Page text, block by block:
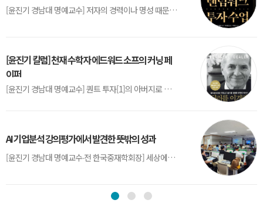
[윤진기 경남대 명예교수] 저자의 경력이나 명성 때문인지 2020년에 번역 출판된 《랜덤워크 투자수업》(A Random Walk Down Wall Street) 12판은 표지부터가 거창하다. ‘45년간 12번 개정하며 철저히 검증한 투자서’, ‘전문가 부럽지 않은 투자 감각을 길러주는 위대한 투자지침서’ 라는 은빛 광고문구로 독자를 유혹한다.[1] 출판 50주...
[윤진기 칼럼] 천재 수학자 에드워드 소프의 커닝 페
이퍼
[윤진기 경남대 명예교수] 퀀트 투자[1]의 아버지로 불리는 에드워드 소프(Edward O. Thorp)는 수학계에서 천재로 알려진 인물이다. 그는 수학자이지만, 투자 업계에도 여러 가지 흥미로운 일화를 남겼다.수학을 이용하여 카지노를 이길 수 있는지가 궁금했던 그는 동료 교수가 소개해 준 블랙잭(Blackjack) 전략의 핵심을 손바닥 크기의 종이에 요...
AI 기업분석 강의평가에서 발견한 뜻밖의 성과
[윤진기 경남대 명예교수∙전 한국중재학회장] 세상에는 우연처럼 보이지만 인류의 진보를 이끌어낸 사건들이 있다. 영국의 알렉산더 플레밍(Alexander Fleming)이 곰팡이 핀 페트리 접시(Petri dish)를 버리지 않고[1] 관찰해 페니실린을 발견한 것은 그 대표적 사례다. 무심히 지나쳤다면 결코 없었을 혁신이었다.지난 7월 5일, 필자가 개발한 기업...